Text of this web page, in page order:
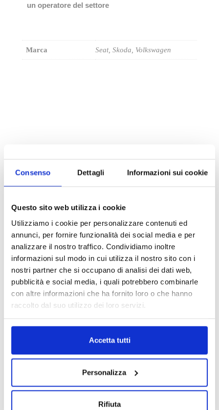
Consenso Dettagli Informazioni sui cookie
Questo sito web utilizza i cookie
Utilizziamo i cookie per personalizzare contenuti ed
annunci, per fornire funzionalità dei social media e per
analizzare il nostro traffico. Condividiamo inoltre
informazioni sul modo in cui utilizza il nostro sito con i
nostri partner che si occupano di analisi dei dati web,
pubblicità e social media, i quali potrebbero combinarle
con altre informazioni che ha fornito loro o che hanno
raccolto dal suo utilizzo dei loro servizi.
Accetta tutti
Personalizza
Rifiuta
un operatore del settore
Marca Seat, Skoda, Volkswagen
Potrebbe interessarti
Motori
Motore Seat AUD dal 2000 al
2004 benzina
Da 250.00€ IVA esclusa
Motori
Motore Seat Ibiza BKY
2004/2008 1.4 benzina
Da 300.00
ESAURITO.
VERIFICA LA DISPONIBILITÀ